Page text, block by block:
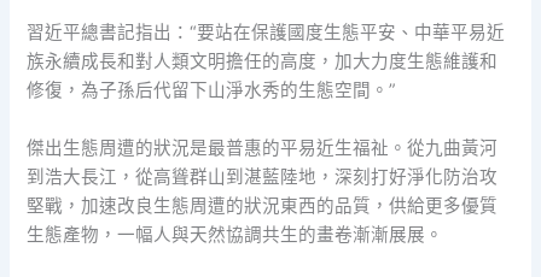
習近平總書記指出：“要站在保護國度生態平安、中華平易近
族永續成長和對人類文明擔任的高度，加大力度生態維護和
修復，為子孫后代留下山淨水秀的生態空間。”
傑出生態周遭的狀況是最普惠的平易近生福祉。從九曲黃河
到浩大長江，從高聳群山到湛藍陸地，深刻打好淨化防治攻
堅戰，加速改良生態周遭的狀況東西的品質，供給更多優質
生態產物，一幅人與天然協調共生的畫卷漸漸展展。